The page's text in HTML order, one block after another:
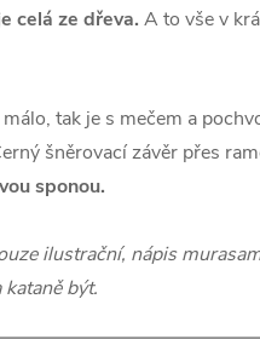
celá ze dřeva. A to vše v
tak je s mečem a
šněrovací závěr přes
sponou.
ilustrační, nápis
být.